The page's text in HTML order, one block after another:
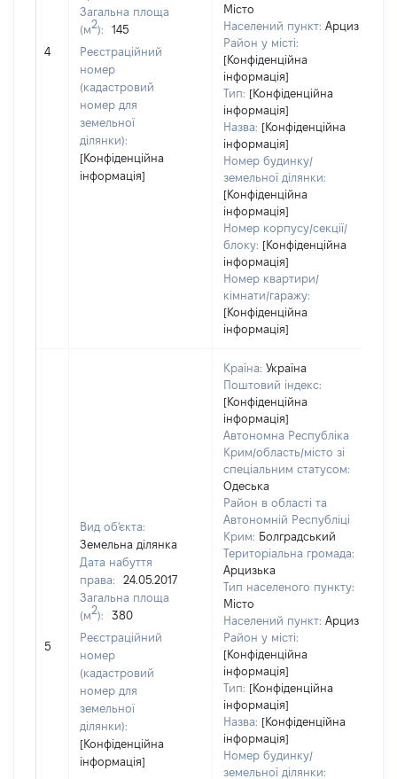
4
Загальна площа
(м2):
145
Реєстраційний
номер
(кадастровий
номер для
земельної
ділянки):
[Конфіденційна
інформація]
Місто
Населений пункт: Арциз
Район у місті:
[Конфіденційна
інформація]
Тип: [Конфіденційна
інформація]
Назва: [Конфіденційна
інформація]
Номер будинку/
земельної ділянки:
[Конфіденційна
інформація]
Номер корпусу/секції/
блоку: [Конфіденційна
інформація]
Номер квартири/
кімнати/гаражу:
[Конфіденційна
інформація]
5
Вид об'єкта:
Земельна ділянка
Дата набуття
права:
24.05.2017
Загальна площа
(м2):
380
Реєстраційний
номер
(кадастровий
номер для
земельної
ділянки):
[Конфіденційна
інформація]
Країна: Україна
Поштовий індекс:
[Конфіденційна
інформація]
Автономна Республіка
Крим/область/місто зі
спеціальним статусом:
Одеська
Район в області та
Автономній Республіці
Крим: Болградський
Територіальна громада:
Арцизька
Тип населеного пункту:
Місто
Населений пункт: Арциз
Район у місті:
[Конфіденційна
інформація]
Тип: [Конфіденційна
інформація]
Назва: [Конфіденційна
інформація]
Номер будинку/
земельної ділянки: